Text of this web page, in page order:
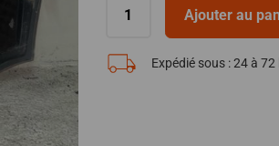
Ajouter au
Expédié sous :24 à 72